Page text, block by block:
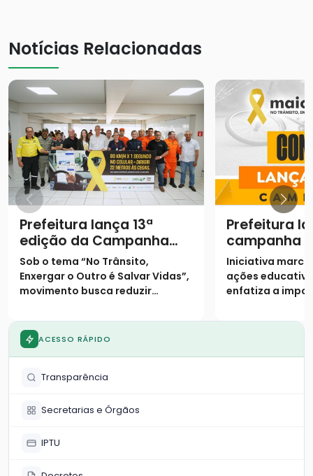
Notícias Relacionadas
Prefeitura lança 13ª
edição da Campanha
Maio Amarelo com foco
na empatia no trânsito
Sob o tema “No Trânsito,
Enxergar o Outro é Salvar Vidas”,
movimento busca reduzir
população sobre o crescimento
da frota local
Prefeitura
campanha
Amarelo"
Iniciativa marca
ações
enfatiza a
ACESSO RÁPIDO
Transparência
Secretarias e Órgãos
IPTU